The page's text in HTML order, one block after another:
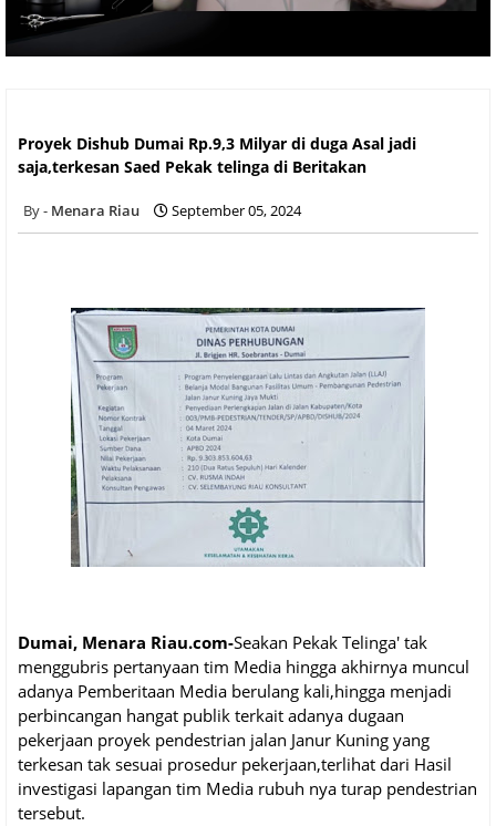
Proyek Dishub Dumai Rp.9,3 Milyar di duga Asal jadi
saja,terkesan Saed Pekak telinga di Beritakan
Menara Riau September 05, 2024
Dumai, Menara Riau.com-Seakan Pekak Telinga' tak
menggubris pertanyaan tim Media hingga akhirnya muncul
adanya Pemberitaan Media berulang kali,hingga menjadi
perbincangan hangat publik terkait adanya dugaan
pekerjaan proyek pendestrian jalan Janur Kuning yang
terkesan tak sesuai prosedur pekerjaan,terlihat dari Hasil
investigasi lapangan tim Media rubuh nya turap pendestrian
tersebut.